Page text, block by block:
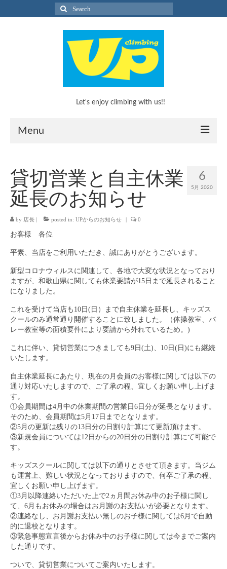
Search
for:
Let's enjoy climbing with us!!
Menu
What’s Climbing?
KEEP CLIMBINGのススメ！
キッズボルダリングスクール
姿勢と健康・スポーツパフォーマンス
About Us
Contact Us
オリジナルTシャツ販売
6
5月 2020
貸切営業と自主休業
延長のお知らせ
by 店長 | posted in: UPからのお知らせ | 0
お客様 各位
平素、当店をご利用いただき、誠にありがとうございます。
新型コロナウィルスに関連して、各地で大変な状況となっており
ますが、和歌山県に関しても休業要請が15日まで延長されること
になりました。
これを受けて当店も10日(日）まで自主休業を延長し、キッズス
クールのみ通常通り開催することに致しました。（体操教室、バ
レー教室等の面積要件により要請から外れているため。)
これに伴い、貸切営業につきましても9日(土)、10日(日)にも継続
いたします。
自主休業延長にあたり、現在の月会員のお客様に関しては以下の
通り対応いたしますので、ご了承の程、宜しくお願い申し上げま
す。
①会員期間は4月中の休業期間の営業日6日分が延長となります。
そのため、会員期間は5月17日までとなります。
②5月の更新は残りの13日分の日割り計算にて更新頂けます。
③新規会員については12日からの20日分の日割り計算にて可能で
す。
キッズスクールに関しては以下の通りとさせて頂きます。当ジム
も運営上、難しい状況となっておりますので、何卒ご了承の程、
宜しくお願い申し上げます。
①3月以降連絡いただいた上で2ヵ月間お休み中のお子様に関し
て、6月もお休みの場合はお月謝のお支払いが必要となります。
②連絡なし、お月謝お支払い無しのお子様に関しては6月で自動
的に退校となります。
③緊急事態宣言後からお休み中のお子様に関しては今までご案内
した通りです。
ついで、貸切営業についてご案内いたします。